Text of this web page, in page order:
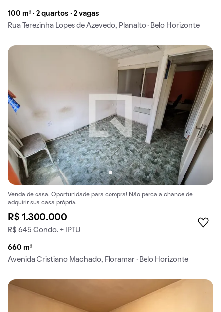
100 m² · 2 quartos · 2 vagas
Rua Terezinha Lopes de Azevedo, Planalto · Belo Horizonte
Venda de casa. Oportunidade para compra! Não perca a chance de
adquirir sua casa própria.
R$ 1.300.000
R$ 645 Condo. + IPTU
660 m²
Avenida Cristiano Machado, Floramar · Belo Horizonte